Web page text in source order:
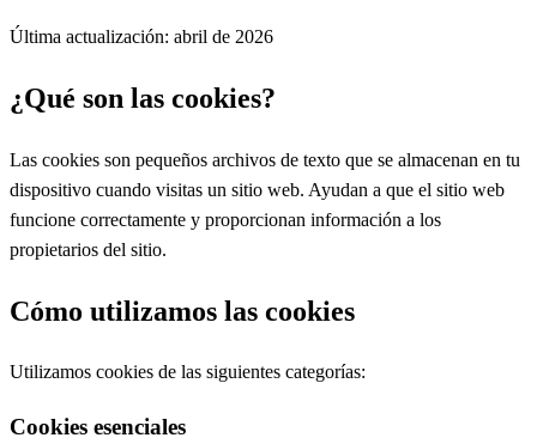
Última actualización: abril de 2026
¿Qué son las cookies?
Las cookies son pequeños archivos de texto que se almacenan en tu
dispositivo cuando visitas un sitio web. Ayudan a que el sitio web
funcione correctamente y proporcionan información a los
propietarios del sitio.
Cómo utilizamos las cookies
Utilizamos cookies de las siguientes categorías:
Cookies esenciales